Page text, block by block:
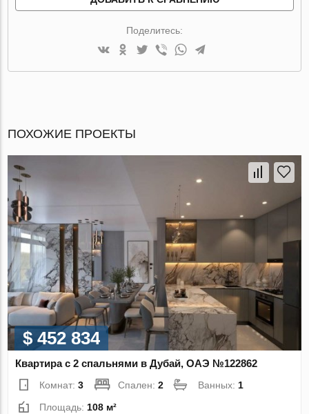
Поделитесь:
ПОХОЖИЕ ПРОЕКТЫ
$ 452 834
Квартира с 2 спальнями в Дубай, ОАЭ №122862
Комнат:3 Спален:2 Ванных:1
Площадь:108 м²